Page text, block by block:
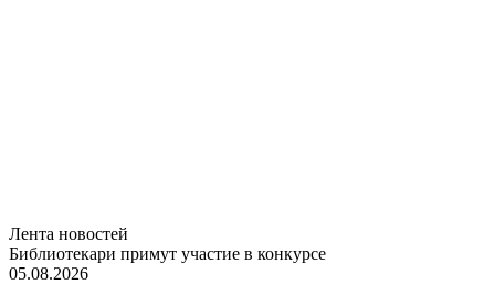
Лента новостей
Библиотекари примут участие в конкурсе
05.08.2026